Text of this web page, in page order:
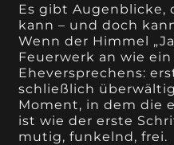
Es gibt Augenblicke,
kann – und doch
Wenn der Himmel
Feuerwerk an wie
Eheversprechens:
schließlich
Moment, in dem die
ist wie der erste
mutig, funkelnd, frei.